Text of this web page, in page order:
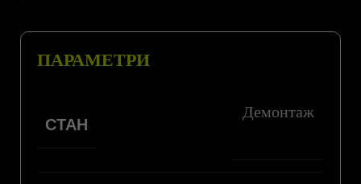
ПАРАМЕТРИ
СТАН
Демонтаж